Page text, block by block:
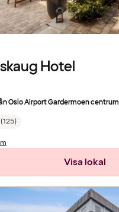
Hotel
Oslo Airport Gardermoen centrum
(125)
Visa lokal